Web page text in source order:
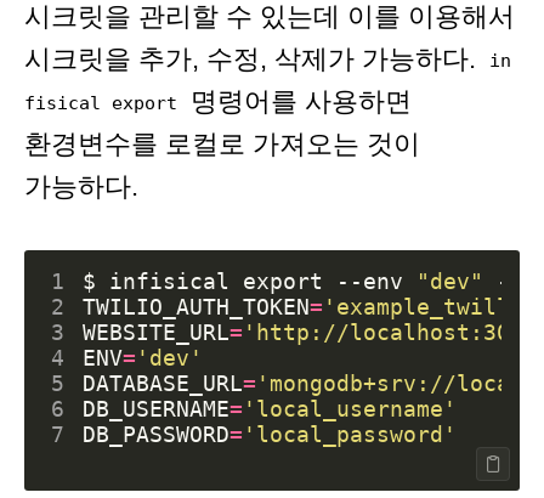
시크릿을 관리할 수 있는데 이를 이용해서
시크릿을 추가, 수정, 삭제가 가능하다.
in
fisical export
명령어를 사용하면
환경변수를 로컬로 가져오는 것이
가능하다.
1 $ infisical export --env
"dev"
2
TWILIO_AUTH_TOKEN=
3
WEBSITE_URL= 'http://
4
ENV= 'dev'
5
DATABASE_URL= 'mongodb+srv://
6
DB_USERNAME= 'local_username'
7
DB_PASSWORD= 'local_password'